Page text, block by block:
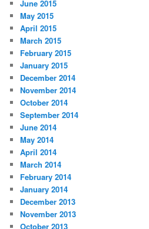
June 2015
May 2015
April 2015
March 2015
February 2015
January 2015
December 2014
November 2014
October 2014
September 2014
June 2014
May 2014
April 2014
March 2014
February 2014
January 2014
December 2013
November 2013
October 2013